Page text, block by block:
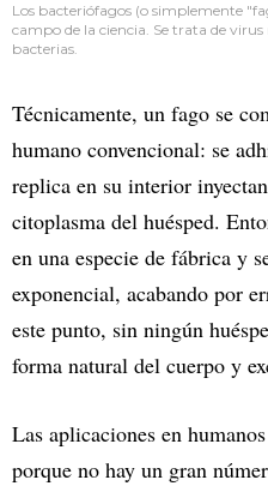
Los bacteriófagos (o simplemente
campo de la ciencia. Se trata de
bacterias.
Técnicamente, un fago se
humano convencional: se
replica en su interior
citoplasma del huésped.
en una especie de fábrica y
exponencial, acabando por
este punto, sin ningún
forma natural del cuerpo y
Las aplicaciones en
porque no hay un gran